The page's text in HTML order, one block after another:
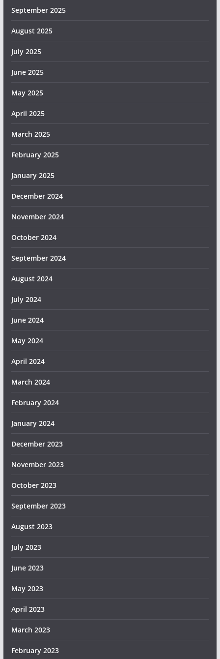
September 2025
August 2025
July 2025
June 2025
May 2025
April 2025
March 2025
February 2025
January 2025
December 2024
November 2024
October 2024
September 2024
August 2024
July 2024
June 2024
May 2024
April 2024
March 2024
February 2024
January 2024
December 2023
November 2023
October 2023
September 2023
August 2023
July 2023
June 2023
May 2023
April 2023
March 2023
February 2023